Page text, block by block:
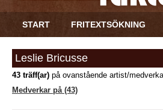
START FRITEXTSÖKNING
Leslie Bricusse
43 träff(ar) på ovanstående artist/
Medverkar på (43)